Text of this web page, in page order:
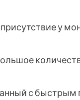
у
с быстрым